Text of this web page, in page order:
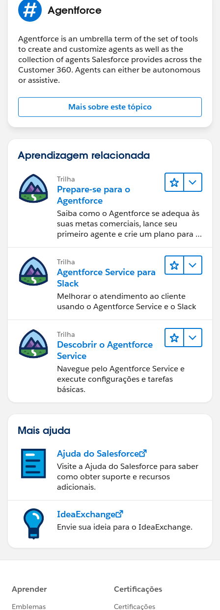
Agentforce
Agentforce is an umbrella term of the set of tools
to create and customize agents as well as the
collection of agents Salesforce provides across the
Customer 360. Agents can either be autonomous
or assistive.
Mais sobre este tópico
Aprendizagem relacionada
Trilha
Prepare-se para o
Agentforce
Saiba como o Agentforce se adequa às
suas metas comerciais, lance seu
primeiro agente e crie um plano para o
Trilha
Agentforce Service para
Slack
Melhorar o atendimento ao cliente
usando o Agentforce Service e o Slack
Trilha
Descobrir o Agentforce
Service
Navegue pelo Agentforce Service e
execute configurações e tarefas
básicas.
Mais ajuda
Ajuda do Salesforce
Visite a Ajuda do Salesforce para saber
como obter suporte e recursos
adicionais.
IdeaExchange
Envie sua ideia para o IdeaExchange.